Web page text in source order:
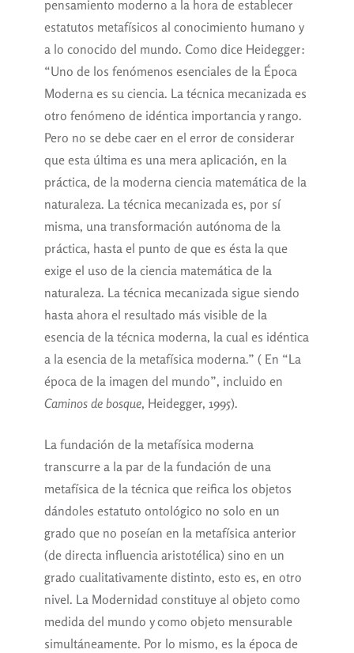
pensamiento moderno a la hora de establecer
estatutos metafísicos al conocimiento humano y
a lo conocido del mundo. Como dice Heidegger:
“Uno de los fenómenos esenciales de la Época
Moderna es su ciencia. La técnica mecanizada es
otro fenómeno de idéntica importancia y rango.
Pero no se debe caer en el error de considerar
que esta última es una mera aplicación, en la
práctica, de la moderna ciencia matemática de la
naturaleza. La técnica mecanizada es, por sí
misma, una transformación autónoma de la
práctica, hasta el punto de que es ésta la que
exige el uso de la ciencia matemática de la
naturaleza. La técnica mecanizada sigue siendo
hasta ahora el resultado más visible de la
esencia de la técnica moderna, la cual es idéntica
a la esencia de la metafísica moderna.” ( En “La
época de la imagen del mundo”, incluido en
Caminos de bosque, Heidegger, 1995).
La fundación de la metafísica moderna
transcurre a la par de la fundación de una
metafísica de la técnica que reifica los objetos
dándoles estatuto ontológico no solo en un
grado que no poseían en la metafísica anterior
(de directa influencia aristotélica) sino en un
grado cualitativamente distinto, esto es, en otro
nivel. La Modernidad constituye al objeto como
medida del mundo y como objeto mensurable
simultáneamente. Por lo mismo, es la época de